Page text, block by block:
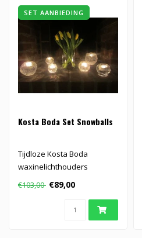
SET AANBIEDING
Kosta Boda Set Snowballs
Tijdloze Kosta Boda
waxinelichthouders
'Snowballs' van zuiver
kristal...
€103,00 €89,00